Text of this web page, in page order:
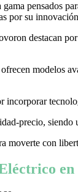
pensados
por su
destacan
modelos
precio,
moverte con